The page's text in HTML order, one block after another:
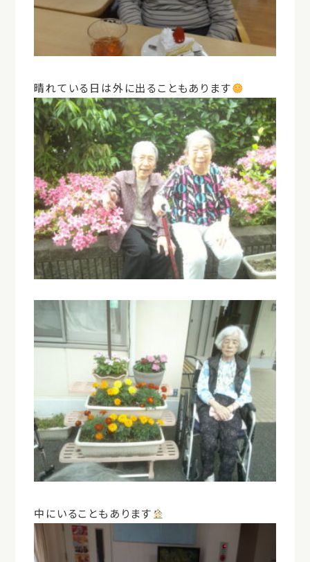
晴れている日は外に出ることもあります
中にいることもあります